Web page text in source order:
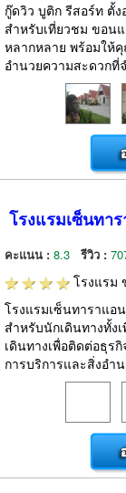
กู๊ดวิว บูติก รีสอร์ท ตั้
สำหรับเที่ยวชม ขอน
หลากหลาย พร้อมให้
อำนวยความสะดวกที่
โรงแรมเซ็นทา
คะแนน : 8.3 รีวิว :
โรงแรม
โรงแรมเซ็นทาราแอ
สำหรับนักเดินทางทั้ง
เดินทางเพื่อติดต่อธุร
การบริการและสิ่งอำ